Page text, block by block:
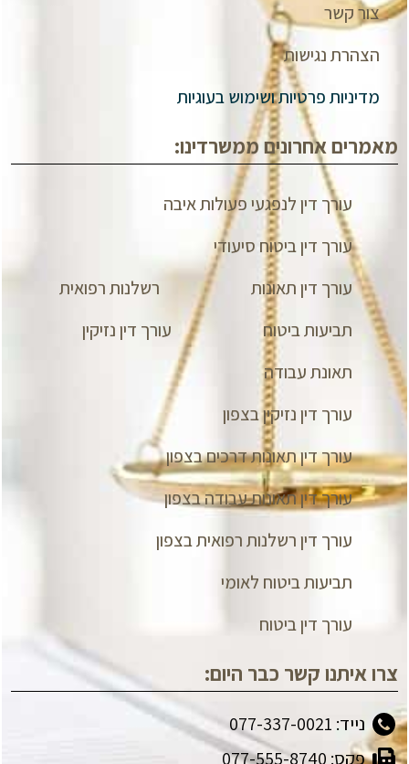
צור קשר
הצהרת נגישות
מדיניות פרטיות ושימוש בעוגיות
מאמרים אחרונים ממשרדינו:
עורך דין לנפגעי פעולות איבה
עורך דין ביטוח סיעודי
עורך דין תאונות
רשלנות רפואית
תביעות ביטוח
עורך דין נזיקין
תאונת עבודה
עורך דין נזיקין בצפון
עורך דין תאונות דרכים בצפון
עורך דין תאונות עבודה בצפון
עורך דין רשלנות רפואית בצפון
תביעות ביטוח לאומי
עורך דין ביטוח
צרו איתנו קשר כבר היום:
נייד: 077-337-0021
פקס: 077-555-8740